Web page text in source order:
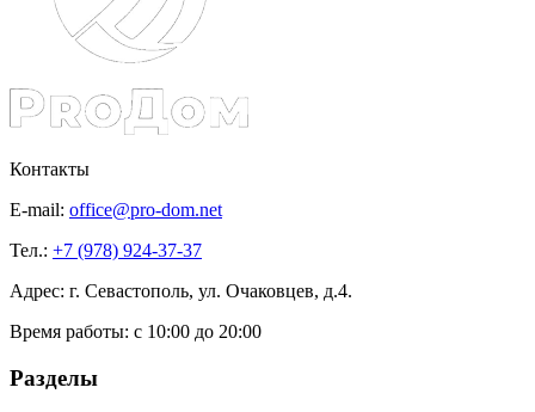
Контакты
E-mail: office@pro-dom.net
Тел.: +7 (978) 924-37-37
Адрес: г. Севастополь, ул. Очаковцев, д.4.
Время работы: с 10:00 до 20:00
Разделы